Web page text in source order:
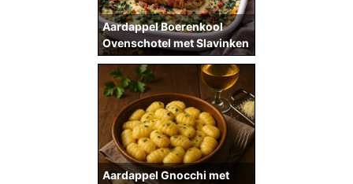
Aardappel Boerenkool
Ovenschotel met Slavinken
Aardappel Gnocchi met